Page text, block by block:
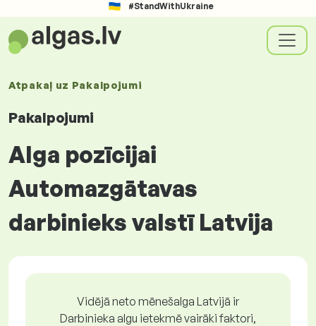
#StandWithUkraine
Atpakaļ uz Pakalpojumi
Pakalpojumi
Alga pozīcijai
Automazgātavas
darbinieks valstī Latvija
Vidējā neto mēnešalga Latvijā ir
Darbinieka algu ietekmē vairāki faktori,